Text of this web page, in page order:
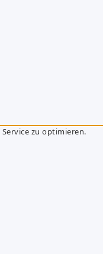
zu optimieren.